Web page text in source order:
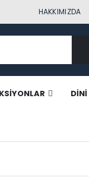
HAKKIMIZDA
DINI